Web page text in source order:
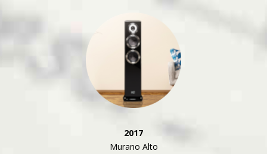
2017
Murano Alto